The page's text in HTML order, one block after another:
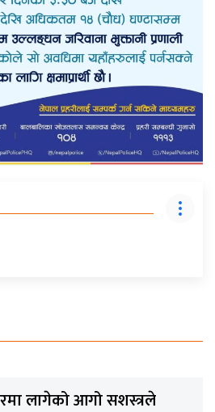
लागेको आगो सशस्त्रले